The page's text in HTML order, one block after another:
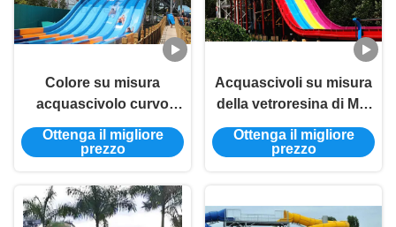
Colore su misura
acquascivolo curvo
vetroresina adulta
dell'acquascivolo del
Ottenga il migliore
prezzo
Acquascivoli su misura
della vetroresina di Mat
Racer Water Slide FRP
grandi per gli adulti
Ottenga il migliore
prezzo